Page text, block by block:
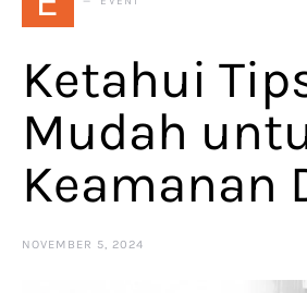
Ketahui
Mudah
Keamanan
NOVEMBER 5, 2024